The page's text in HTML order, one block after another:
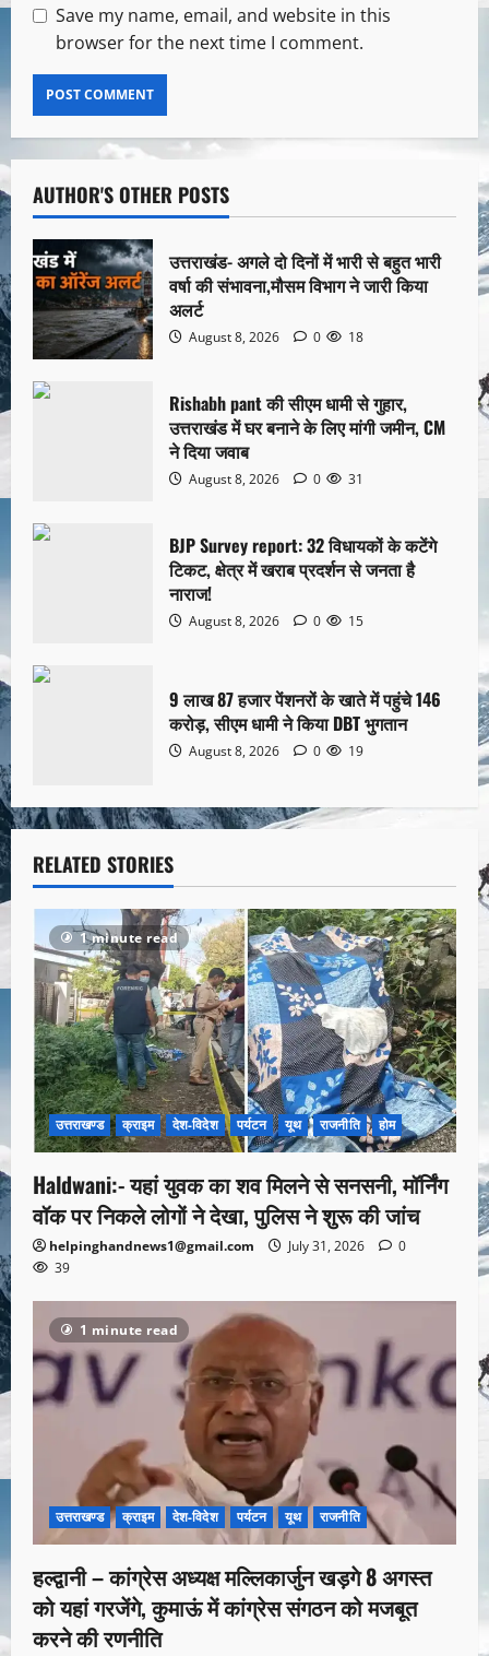
Save my name, email, and website in this
browser for the next time I comment.
AUTHOR'S OTHER POSTS
उत्तराखंड- अगले दो दिनों में भारी से बहुत भारी
वर्षा की संभावना,मौसम विभाग ने जारी किया
अलर्ट
August 8, 2026 0 18
Rishabh pant की सीएम धामी से गुहार,
उत्तराखंड में घर बनाने के लिए मांगी जमीन, CM
ने दिया जवाब
August 8, 2026 0 31
BJP Survey report: 32 विधायकों के कटेंगे
टिकट, क्षेत्र में खराब प्रदर्शन से जनता है
नाराज!
August 8, 2026 0 15
9 लाख 87 हजार पेंशनरों के खाते में पहुंचे 146
करोड़, सीएम धामी ने किया DBT भुगतान
August 8, 2026 0 19
RELATED STORIES
1 minute read
उत्तराखण्ड क्राइम देश-विदेश पर्यटन यूथ राजनीति होम
Haldwani:- यहां युवक का शव मिलने से सनसनी, मॉर्निंग
वॉक पर निकले लोगों ने देखा, पुलिस ने शुरू की जांच
helpinghandnews1@gmail.com July 31, 2026
0
39
1 minute read
उत्तराखण्ड क्राइम देश-विदेश पर्यटन यूथ राजनीति
हल्द्वानी – कांग्रेस अध्यक्ष मल्लिकार्जुन खड़गे 8 अगस्त
को यहां गरजेंगे, कुमाऊं में कांग्रेस संगठन को मजबूत
करने की रणनीति